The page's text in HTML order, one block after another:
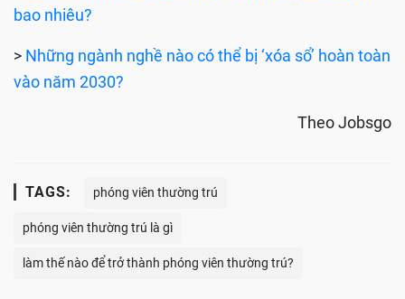
bao nhiêu?
> Những ngành nghề nào có thể bị ‘xóa sổ’ hoàn toàn
vào năm 2030?
Theo Jobsgo
TAGS: phóng viên thường trú
phóng viên thường trú là gì
làm thế nào để trở thành phóng viên thường trú?